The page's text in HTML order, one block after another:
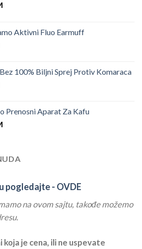
Aktivni Fluo Earmuff
100% Biljni Sprej Protiv Komaraca
Prenosni Aparat Za Kafu
pogledajte - OVDE
na ovom sajtu, takođe možemo
je cena, ili ne uspevate